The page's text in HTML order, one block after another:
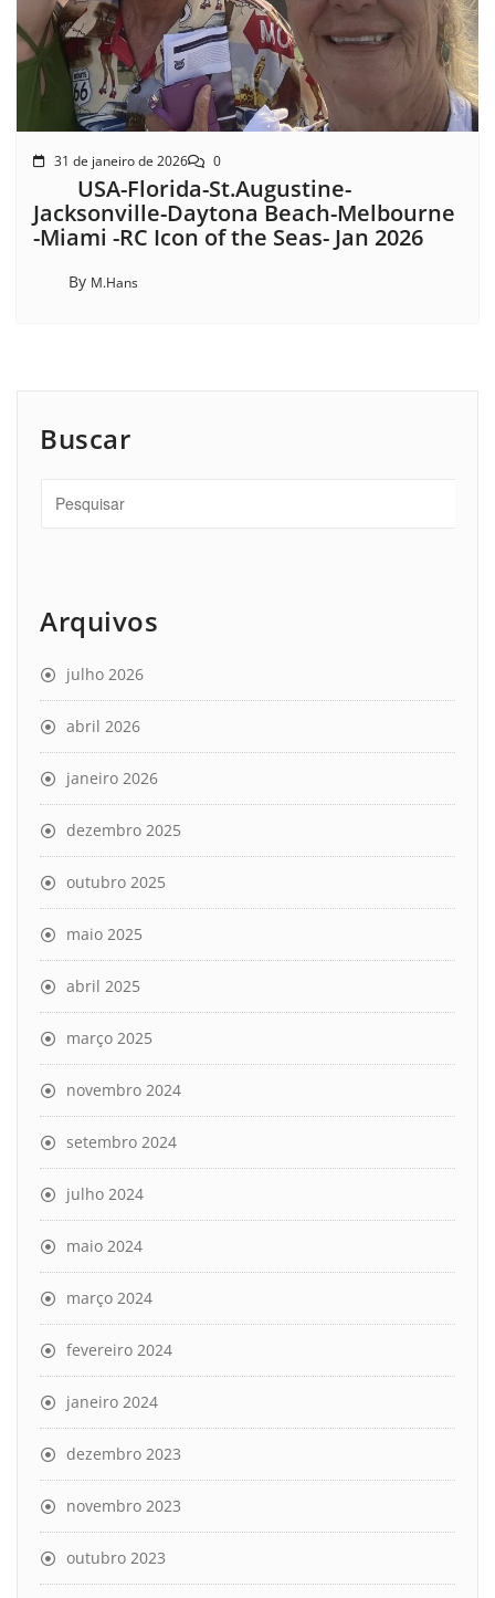
31 de janeiro de 2026 0
USA-Florida-St.Augustine-
Jacksonville-Daytona Beach-Melbourne
-Miami -RC Icon of the Seas- Jan 2026
By M.Hans
Buscar
Arquivos
julho 2026
abril 2026
janeiro 2026
dezembro 2025
outubro 2025
maio 2025
abril 2025
março 2025
novembro 2024
setembro 2024
julho 2024
maio 2024
março 2024
fevereiro 2024
janeiro 2024
dezembro 2023
novembro 2023
outubro 2023